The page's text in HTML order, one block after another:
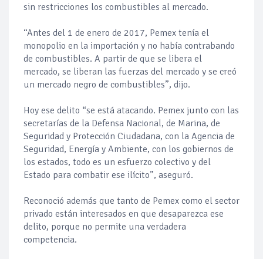
sin restricciones los combustibles al mercado.
“Antes del 1 de enero de 2017, Pemex tenía el
monopolio en la importación y no había contrabando
de combustibles. A partir de que se libera el
mercado, se liberan las fuerzas del mercado y se creó
un mercado negro de combustibles”, dijo.
Hoy ese delito “se está atacando. Pemex junto con las
secretarías de la Defensa Nacional, de Marina, de
Seguridad y Protección Ciudadana, con la Agencia de
Seguridad, Energía y Ambiente, con los gobiernos de
los estados, todo es un esfuerzo colectivo y del
Estado para combatir ese ilícito”, aseguró.
Reconoció además que tanto de Pemex como el sector
privado están interesados en que desaparezca ese
delito, porque no permite una verdadera
competencia.